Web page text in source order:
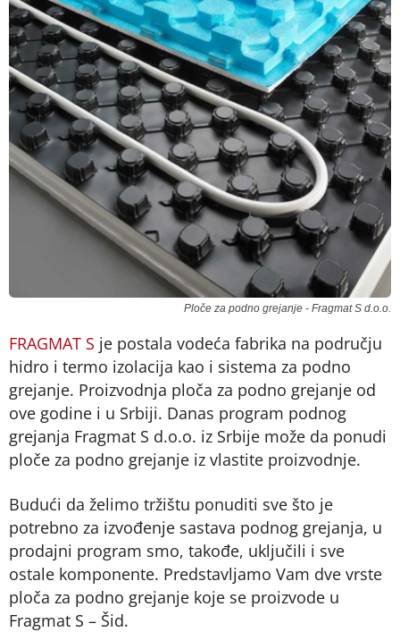
Ploče za podno grejanje - Fragmat S d.o.o.
FRAGMAT S je postala vodeća fabrika na području
hidro i termo izolacija kao i sistema za podno
grejanje. Proizvodnja ploča za podno grejanje od
ove godine i u Srbiji. Danas program podnog
grejanja Fragmat S d.o.o. iz Srbije može da ponudi
ploče za podno grejanje iz vlastite proizvodnje.
Budući da želimo tržištu ponuditi sve što je
potrebno za izvođenje sastava podnog grejanja, u
prodajni program smo, takođe, uključili i sve
ostale komponente. Predstavljamo Vam dve vrste
ploča za podno grejanje koje se proizvode u
Fragmat S – Šid.